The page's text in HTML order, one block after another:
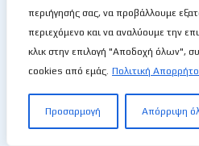
περιήγησής σας, να προβάλλουμε
περιεχόμενο και να αναλύουμε την
κλικ στην επιλογή "Αποδοχή όλων",
cookies από εμάς. Πολιτική
Προσαρμογή Απόρριψη
ΔΙΑΙΤΗΣΊΑ
ΚΟΜΙΣΆΡΙΟΙ
ΚΡΙΤΈΣ
ΣΤΑΤΙΣΤΙΚΉ ΥΠΗΡΕΣΊΑ
ΧΡΟΝΟΓΡΆΦΗΜΑ
ΨΊΘΥΡΟΙ